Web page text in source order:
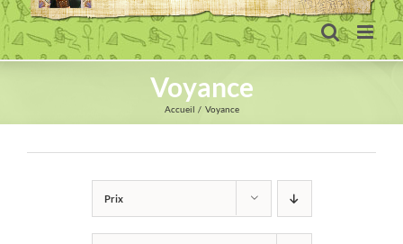
Voyance
Accueil Voyance
Prix